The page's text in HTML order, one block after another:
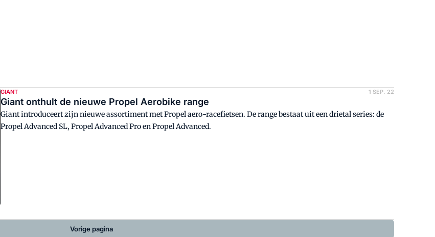
GIANT 1 SEP. 22
Giant onthult de nieuwe Propel Aerobike range
Giant introduceert zijn nieuwe assortiment met Propel aero-racefietsen. De range bestaat uit een drietal series: de
Propel Advanced SL, Propel Advanced Pro en Propel Advanced.
Vorige pagina